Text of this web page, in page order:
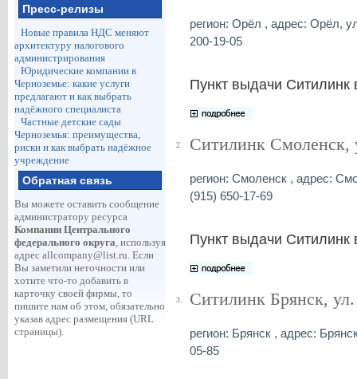
Пресс-релизы
Новые правила НДС меняют
архитектуру налогового
администрирования
Юридические компании в
Черноземье: какие услуги
предлагают и как выбрать
надёжного специалиста
Частные детские сады
Черноземья: преимущества,
риски и как выбрать надёжное
учреждение
Обратная связь
Вы можете оставить сообщение
администратору ресурса
Компании Центрального
федерального округа, используя
адрес allcompany@list.ru. Если
Вы заметили неточности или
хотите что-то добавить в
карточку своей фирмы, то
пишите нам об этом, обязательно
указав адрес размещения (URL
страницы).
регион: Орёл , адрес: Орёл,
200-19-05
Пункт выдачи
2. Ситилинк Смоленск,
регион: Смоленск , адрес:
(915) 650-17-69
Пункт выдачи Ситилинк
3. Ситилинк Брянск,
регион: Брянск , адрес:
05-85